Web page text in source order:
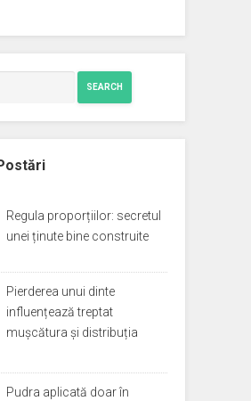
SEARCH
Regula proporțiilor: secretul
unei ținute bine construite
Pierderea unui dinte
influențează treptat
mușcătura și distribuția
Pudra aplicată doar în